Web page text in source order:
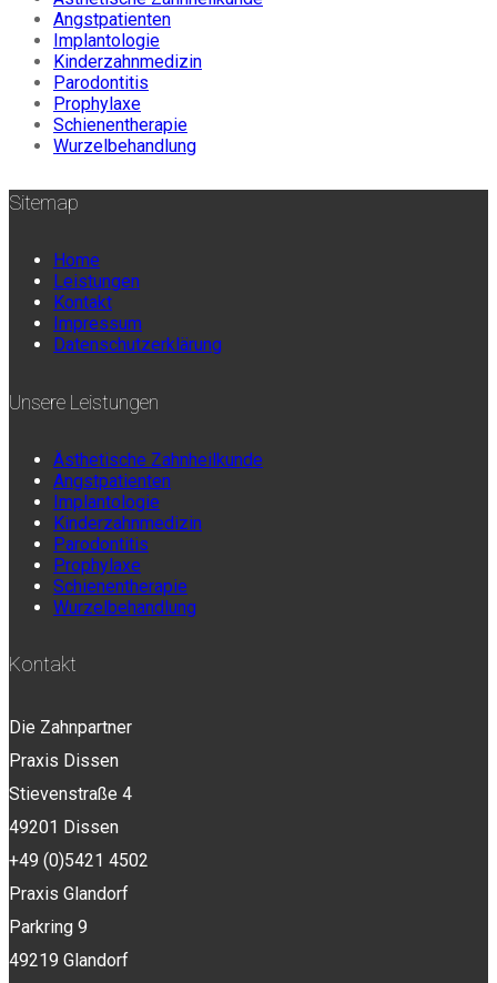
Angstpatienten
Implantologie
Kinderzahnmedizin
Parodontitis
Prophylaxe
Schienentherapie
Wurzelbehandlung
Sitemap
Home
Leistungen
Kontakt
Impressum
Datenschutzerklärung
Unsere Leistungen
Ästhetische Zahnheilkunde
Angstpatienten
Implantologie
Kinderzahnmedizin
Parodontitis
Prophylaxe
Schienentherapie
Wurzelbehandlung
Kontakt
Die Zahnpartner
Praxis Dissen
Stievenstraße 4
49201 Dissen
+49 (0)5421 4502
Praxis Glandorf
Parkring 9
49219 Glandorf